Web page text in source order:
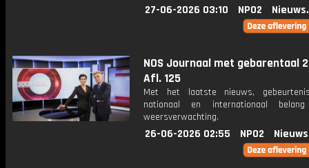
27-06-2026 03:10 NPO2
NOS Journaal met gebarentaal
Afl. 125
Met het laatste nieuws,
nationaal en internationaal
weersverwachting.
26-06-2026 02:55 NPO2